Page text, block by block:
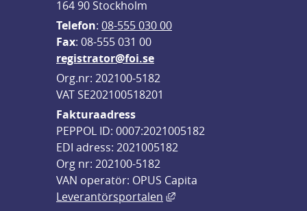
164 90 Stockholm
Telefon: 08-555 030 00
Fax: 08-555 031 00
registrator@foi.se
Org.nr: 202100-5182
VAT SE202100518201
Fakturaadress
PEPPOL ID: 0007:2021005182
EDI adress: 2021005182
Org nr: 202100-5182
VAN operatör: OPUS Capita
Leverantörsportalen
Länk till annan